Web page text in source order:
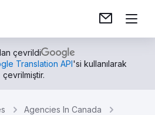
çevrildi
Translation API'si kullanılarak
çevrilmiştir.
Agencies In Canada